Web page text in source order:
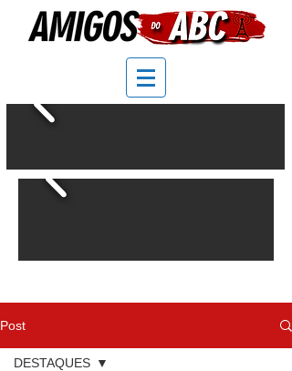
Post
DESTAQUES